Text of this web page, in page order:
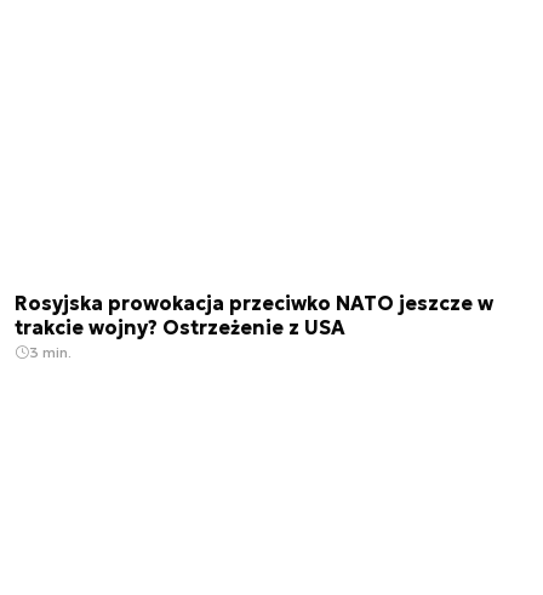
Rosyjska prowokacja przeciwko NATO jeszcze w
trakcie wojny? Ostrzeżenie z USA
3 min.